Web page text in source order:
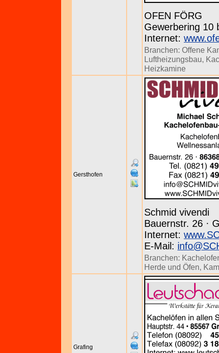
OFEN FÖRG
Gewerbering 10
Internet:
Branchen: Offene
Luftheizungsbau,
Heizkamine
Gersthofen
Schmid vivendi
Bauernstr. 26 ·
Internet:
E-Mail:
Branchen:
Herde und Öfen,
Grafing